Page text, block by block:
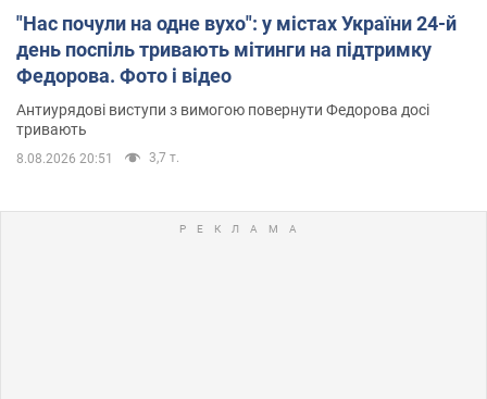
"Нас почули на одне вухо": у містах України 24-й
день поспіль тривають мітинги на підтримку
Федорова. Фото і відео
Антиурядові виступи з вимогою повернути Федорова досі
тривають
8.08.2026 20:51 3,7 т.